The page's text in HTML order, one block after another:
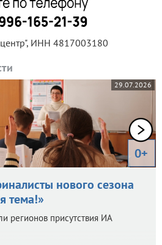
ИНН 4817003180
29.07.2026
0+
нового сезона
тема!»
регионов присутствия ИА